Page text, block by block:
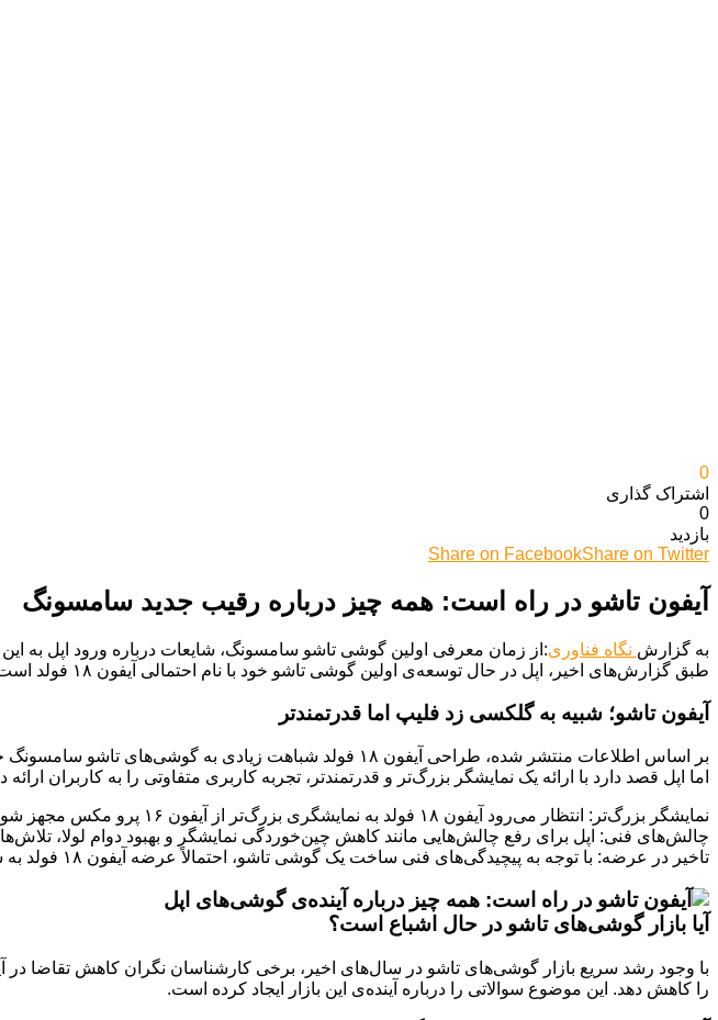
0
اشتراک گذاری‌
0
بازدید
Share on FacebookShare on Twitter
آیفون تاشو در راه است: همه چیز درباره رقیب جدید سامسونگ
به گزارش نگاه فناوری:از زمان معرفی اولین گوشی تاشو سامسونگ، شایعات درباره ورود اپل به
طبق گزارش‌های اخیر، اپل در حال توسعه‌ی اولین گوشی تاشو خود با نام احتمالی آیفون ۱۸ فولد است.
آیفون تاشو؛ شبیه به گلکسی زد فلیپ اما قدرتمندتر
بر اساس اطلاعات منتشر شده، طراحی آیفون ۱۸ فولد شباهت
اما اپل قصد دارد با ارائه یک نمایشگر بزرگ‌تر و قدرتمندتر، تجربه کاربری متفاوتی را به کاربران ارائه
نمایشگر بزرگ‌تر: انتظار می‌رود آیفون ۱۸ فولد به نمایشگری بزرگ‌تر از آیفون ۱۶ پرو مکس مجهز شود. این یعنی می‌توانیم انتظار یک نمایشگر حداقل ۷ اینچی را داشته باشیم.
چالش‌های فنی: اپل برای رفع چالش‌هایی مانند کاهش چین‌خوردگی نمایشگر و بهبود دوام لولا،
تاخیر در عرضه: با توجه به پیچیدگی‌های فنی ساخت یک گوشی تاشو، احتمالاً عرضه آیفون ۱۸ فولد به سال ۲۰۲۶ موکول خواهد شد.
آیا بازار گوشی‌های تاشو در حال اشباع است؟
با وجود رشد سریع بازار گوشی‌های تاشو در سال‌های اخیر، برخی کارشناسان نگران کاهش تقاضا در
را کاهش دهد. این موضوع سوالاتی را درباره آینده‌ی این بازار ایجاد کرده است.